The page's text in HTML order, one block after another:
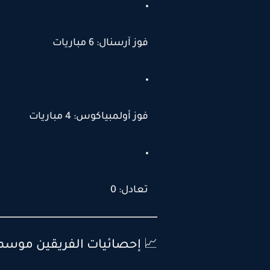
فوز آرسنال: 6 مباريات
فوز أولمبياكوس: 4 مباريات
تعادل: 0
📈 إحصائيات الفريقين موسم